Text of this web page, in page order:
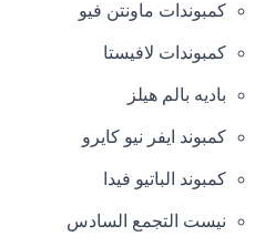
كمبوندات ماونتن فيو
كمبوندات لافيستا
باديه بالم هيلز
كمبوند ايفر نيو كايرو
كمبوند الباتيو فيدا
نيست التجمع السادس